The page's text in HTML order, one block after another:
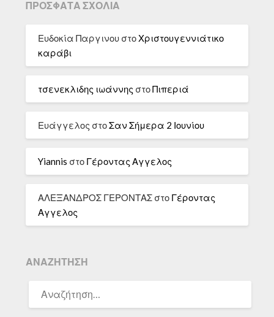
ΠΡΌΣΦΑΤΑ ΣΧΌΛΙΑ
Ευδοκία Παργινου στοΧριστουγεννιάτικο
καράβι
τσενεκλιδης ιωάννης στοΠιπεριά
Ευάγγελος στοΣαν Σήμερα 2 Ιουνίου
Yiannis στο Γέροντας Αγγελος
ΑΛΕΞΑΝΔΡΟΣ ΓΕΡΟΝΤΑΣ στο Γέροντας
Αγγελος
ΑΝΑΖΉΤΗΣΗ
ΓΙΑ: